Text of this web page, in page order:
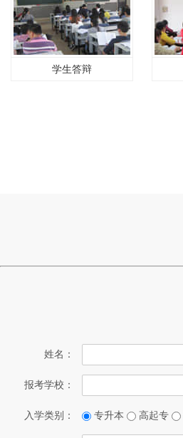
学生答辩
姓名：
报考学校：
入学类别： 专升本 高起专